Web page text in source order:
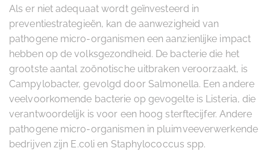
Als er niet adequaat wordt geïnvesteerd in
preventiestrategieën, kan de aanwezigheid van
pathogene micro-organismen een aanzienlijke impact
hebben op de volksgezondheid. De bacterie die het
grootste aantal zoönotische uitbraken veroorzaakt, is
Campylobacter, gevolgd door Salmonella. Een andere
veelvoorkomende bacterie op gevogelte is Listeria, die
verantwoordelijk is voor een hoog sterftecijfer. Andere
pathogene micro-organismen in pluimveeverwerkende
bedrijven zijn E.coli en Staphylococcus spp.